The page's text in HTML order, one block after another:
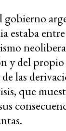
gobierno
estaba
y del
las
que